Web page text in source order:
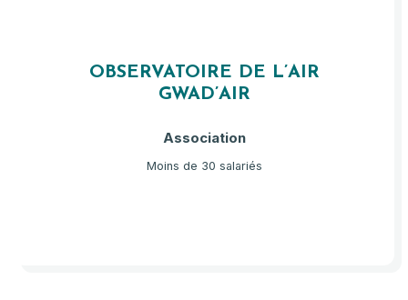
OBSERVATOIRE DE L’AIR
GWAD’AIR
Association
Moins de 30 salariés